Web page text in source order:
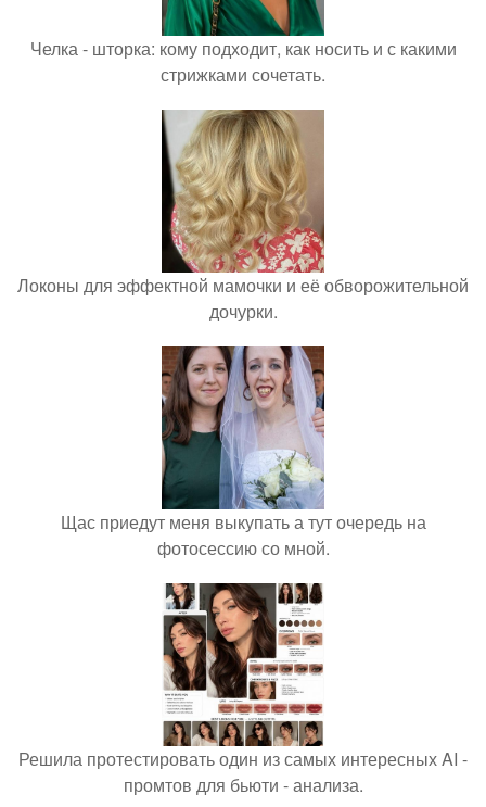
Челка - шторка: кому подходит, как носить и с какими
стрижками сочетать.
Локоны для эффектной мамочки и её обворожительной
дочурки.
Щас приедут меня выкупать а тут очередь на
фотосессию со мной.
Решила протестировать один из самых интересных AI -
промтов для бьюти - анализа.